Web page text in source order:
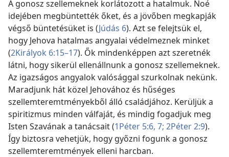
A gonosz szellemeknek korlátozott a hatalmuk. Noé
idejében megbüntették őket, és a jövőben megkapják
végső büntetésüket is (Júdás 6). Azt se felejtsük el,
hogy Jehova hatalmas angyalai védelmeznek minket
(2Királyok 6:15–17). Ők mindenképpen azt szeretnék
látni, hogy sikerül ellenállnunk a gonosz szellemeknek.
Az igazságos angyalok valósággal szurkolnak nekünk.
Maradjunk hát közel Jehovához és hűséges
szellemteremtményekből álló családjához. Kerüljük a
spiritizmus minden válfaját, és mindig fogadjuk meg
Isten Szavának a tanácsait (1Péter 5:6, 7; 2Péter 2:9).
Így biztosra vehetjük, hogy győzni fogunk a gonosz
szellemteremtmények elleni harcban.